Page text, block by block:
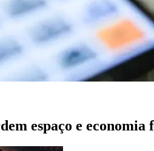
espaço e economia